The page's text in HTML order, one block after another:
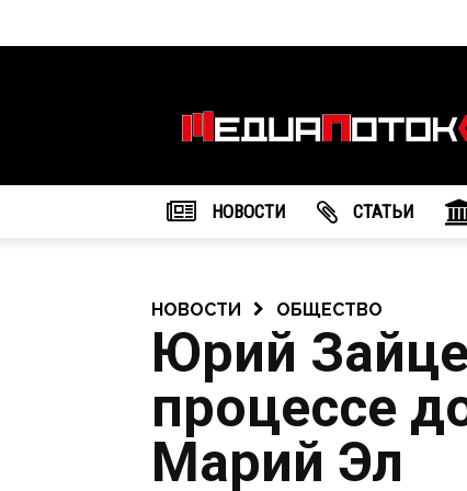
агентство
"МедиаПоток"
НОВОСТИ CТАТЬИ
НОВОСТИ ОБЩЕСТВО
Юрий
процессе
Марий Эл